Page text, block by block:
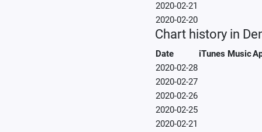
2020-02-21
2020-02-20
Chart history in
Date iTunes Music
2020-02-28
2020-02-27
2020-02-26
2020-02-25
2020-02-21